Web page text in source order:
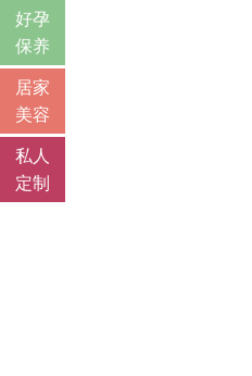
好孕
保养
居家
美容
私人
定制